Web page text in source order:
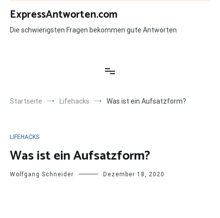
Zum
Inhalt
springen
ExpressAntworten.com
Die schwierigsten Fragen bekommen gute Antworten
Startseite Lifehacks Was ist ein Aufsatzform?
LIFEHACKS
Was ist ein Aufsatzform?
Wolfgang Schneider Dezember 18, 2020